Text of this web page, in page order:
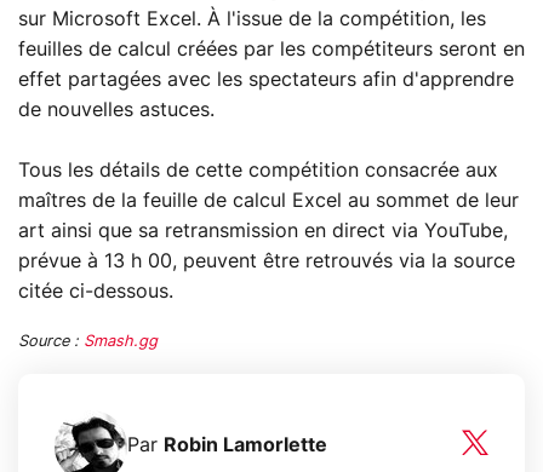
sur Microsoft Excel. À l'issue de la compétition, les
feuilles de calcul créées par les compétiteurs seront en
effet partagées avec les spectateurs afin d'apprendre
de nouvelles astuces.
Tous les détails de cette compétition consacrée aux
maîtres de la feuille de calcul Excel au sommet de leur
art ainsi que sa retransmission en direct via YouTube,
prévue à 13 h 00, peuvent être retrouvés via la source
citée ci-dessous.
Source : Smash.gg
Par Robin Lamorlette